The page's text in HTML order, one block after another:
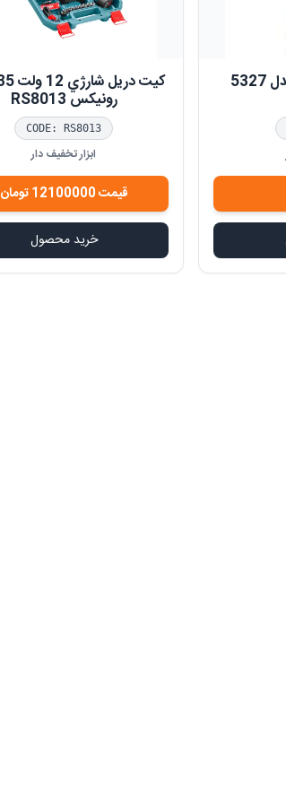
رونيکس RS8013
CODE: RS8013
ابزار تخفیف دار
قیمت12100000تومان
خرید محصول